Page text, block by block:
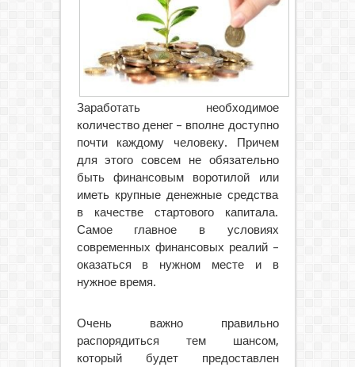
Заработать необходимое
количество денег – вполне доступно
почти каждому человеку. Причем
для этого совсем не обязательно
быть финансовым воротилой или
иметь крупные денежные средства
в качестве стартового капитала.
Самое главное в условиях
современных финансовых реалий –
оказаться в нужном месте и в
нужное время.
Очень важно правильно
распорядиться тем шансом,
который будет предоставлен